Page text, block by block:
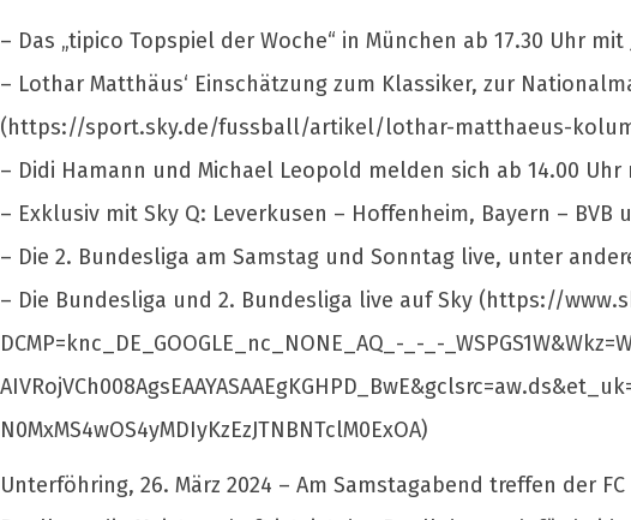
– Das „tipico Topspiel der Woche“ in München ab 17.30 Uhr
– Lothar Matthäus‘ Einschätzung zum Klassiker, zur
(https://sport.sky.de/fussball/artikel/lothar-matthaeus-
– Didi Hamann und Michael Leopold melden sich ab 14.00
– Exklusiv mit Sky Q: Leverkusen – Hoffenheim, Bayern –
– Die 2. Bundesliga am Samstag und Sonntag live, unter
– Die Bundesliga und 2. Bundesliga live auf Sky (https://
DCMP=knc_DE_GOOGLE_nc_NONE_AQ_-_-_-
N0MxMS4wOS4yMDIyKzEzJTNBNTclM0ExOA)
Unterföhring, 26. März 2024 – Am Samstagabend treffen der